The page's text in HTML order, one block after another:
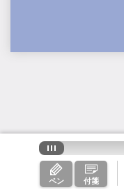
ペン 付箋